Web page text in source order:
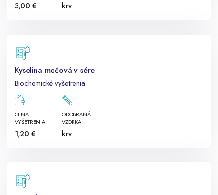
3,00 € krv
Kyselina močová v sére
Biochemické vyšetrenia
CENA
VYŠETRENIA:
1,20 €
ODOBRANÁ
VZORKA:
krv